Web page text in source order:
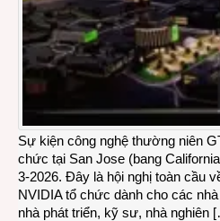
Sự kiện công nghệ thường niên
chức tại San Jose (bang
3-2026. Đây là hội nghị toàn cầu
NVIDIA tổ chức dành cho các
nhà phát triển, kỹ sư, nhà nghiên